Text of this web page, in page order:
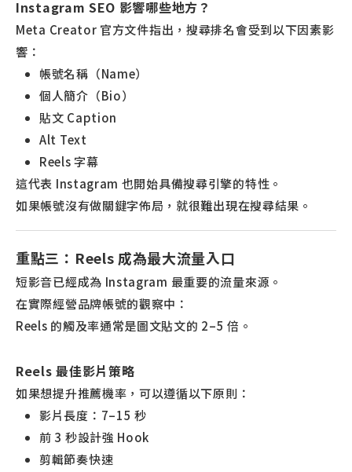
Instagram SEO 影響哪些地方？
Meta Creator 官方文件指出，搜尋排名會受到以下因素影
響：
帳號名稱（Name）
個人簡介（Bio）
貼文 Caption
Alt Text
Reels 字幕
這代表 Instagram 也開始具備搜尋引擎的特性。
如果帳號沒有做關鍵字佈局，就很難出現在搜尋結果。
重點三：Reels 成為最大流量入口
短影音已經成為 Instagram 最重要的流量來源。
在實際經營品牌帳號的觀察中：
Reels 的觸及率通常是圖文貼文的 2–5 倍。
Reels 最佳影片策略
如果想提升推薦機率，可以遵循以下原則：
影片長度：7–15 秒
前 3 秒設計強 Hook
剪輯節奏快速